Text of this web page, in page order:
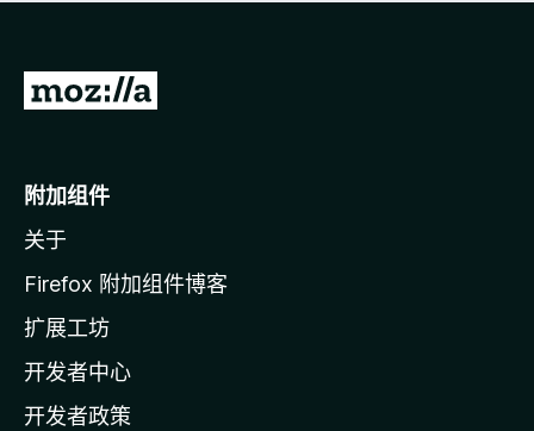
无
转
o
i
l
a
主
页
附加组件
关于
Firefox 附加组件博客
扩展工坊
开发者中心
开发者政策